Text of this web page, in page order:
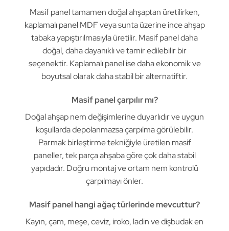
Masif panel tamamen doğal ahşaptan üretilirken,
kaplamalı panelMDF veya sunta üzerine ince ahşap
tabaka yapıştırılmasıyla üretilir. Masif panel daha
doğal, daha dayanıklı ve tamir edilebilir bir
seçenektir. Kaplamalı panel ise daha ekonomik ve
boyutsal olarak daha stabil bir alternatiftir.
Masif panel çarpılır mı?
Doğal ahşap nem değişimlerine duyarlıdır ve uygun
koşullarda depolanmazsa çarpılma görülebilir.
Parmak birleştirme tekniğiyle üretilen masif
paneller, tek parça ahşaba göre çok daha stabil
yapıdadır. Doğru montaj ve ortam nem kontrolü
çarpılmayı önler.
Masif panel hangi ağaç türlerinde mevcuttur?
Kayın, çam, meşe, ceviz, iroko, ladin ve dişbudak en